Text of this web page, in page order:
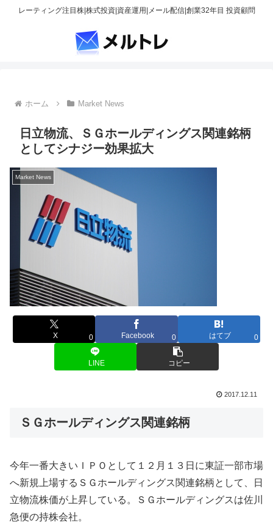
レーティング注目株|株式投資|資産運用|メール配信|創業32年目 投資顧問
ホーム Market News
日立物流、ＳＧホールディングス関連銘柄
としてシナジー効果拡大
Market News
X 0 Facebook 0 はてブ 0
LINE コピー
2017.12.11
ＳＧホールディングス関連銘柄
今年一番大きいＩＰＯとして１２月１３日に東証一部市場
へ新規上場するＳＧホールディングス関連銘柄として、日
立物流株価が上昇している。ＳＧホールディングスは佐川
急便の持株会社。